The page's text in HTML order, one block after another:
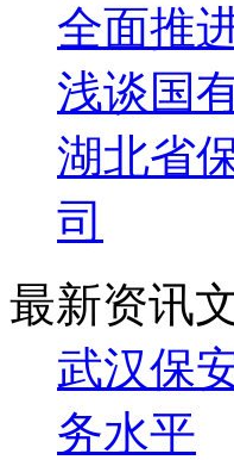
全面推
浅谈国
湖北省
司
最新资讯
武汉保
务水平